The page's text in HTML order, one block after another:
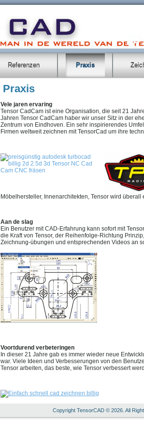
Referenzen Praxis
Praxis
Vele jaren ervaring
Tensor CadCam ist eine Organisation, die seit 21
Jahren Tensor CadCam haber wir unser Sitz in der
Zentrum von Eindhoven. Ein sehr inspirierendes
Firmen weltweit zeichnen mit TensorCad um ihre
Möbelhersteller, Innenarchitekten, Tensor wird überall
Aan de slag
Ein Benutzer mit CAD-Erfahrung kann sofort mit
die Kraft von Tensor, der Reihenfolge-Richtung
Zeichnung-übungen und entsprechenden Videos an
Voortdurend verbeteringen
In dieser 21 Jahre gab es immer wieder neue
war. Viele Ideen und Verbesserungen von den
Tensor arbeiten, das beste, wie Tensor verbessert
Copyright TensorCAD © 2026. All